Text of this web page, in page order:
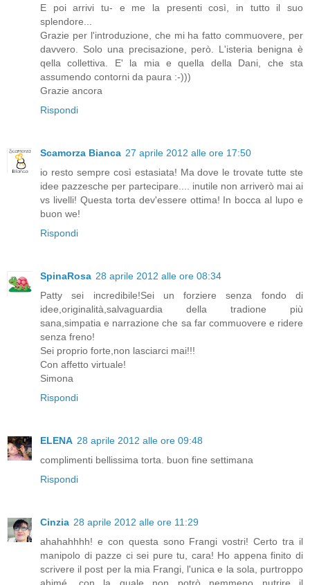
E poi arrivi tu- e me la presenti così, in tutto il suo
splendore...
Grazie per l'introduzione, che mi ha fatto commuovere, per
davvero. Solo una precisazione, però. L'isteria benigna è
qella collettiva. E' la mia e quella della Dani, che sta
assumendo contorni da paura :-)))
Grazie ancora
Rispondi
Scamorza Bianca 27 aprile 2012 alle ore 17:50
io resto sempre così estasiata! Ma dove le trovate tutte ste
idee pazzesche per partecipare.... inutile non arriverò mai ai
vs livelli! Questa torta dev'essere ottima! In bocca al lupo e
buon we!
Rispondi
SpinaRosa 28 aprile 2012 alle ore 08:34
Patty sei incredibile!Sei un forziere senza fondo di
idee,originalità,salvaguardia della tradione più
sana,simpatia e narrazione che sa far commuovere e ridere
senza freno!
Sei proprio forte,non lasciarci mai!!!
Con affetto virtuale!
Simona
Rispondi
ELENA 28 aprile 2012 alle ore 09:48
complimenti bellissima torta. buon fine settimana
Rispondi
Cinzia 28 aprile 2012 alle ore 11:29
ahahahhhh! e con questa sono Frangi vostri! Certo tra il
manipolo di pazze ci sei pure tu, cara! Ho appena finito di
scrivere il post per la mia Frangi, l'unica e la sola, purtroppo
ahimé, con la quale non potrò nemmeno nutrire il